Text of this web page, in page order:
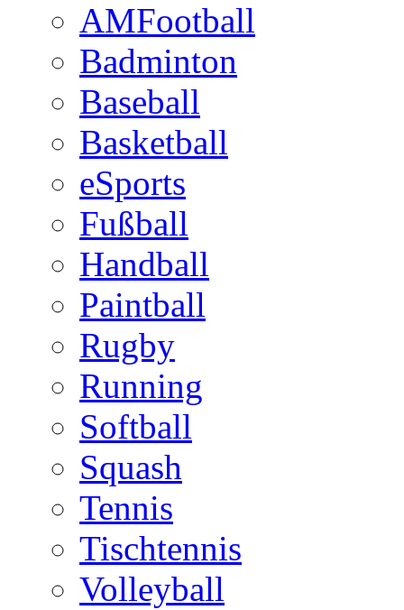
AMFootball
Badminton
Baseball
Basketball
eSports
Fußball
Handball
Paintball
Rugby
Running
Softball
Squash
Tennis
Tischtennis
Volleyball